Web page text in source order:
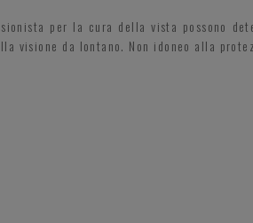
per la cura della vista possono
visione da lontano. Non idoneo alla